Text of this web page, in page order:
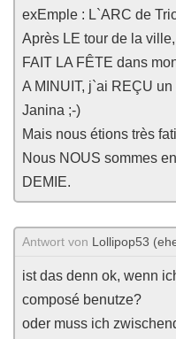
exEmple : L`ARC de
Après LE tour de la
FAIT LA FÊTE dans
A MINUIT, j`ai REÇU
Janina ;-)
Mais nous étions très
Nous NOUS sommes
DEMIE.
Antwort von Lollipop53
ist das denn ok, wenn
composé benutze?
oder muss ich